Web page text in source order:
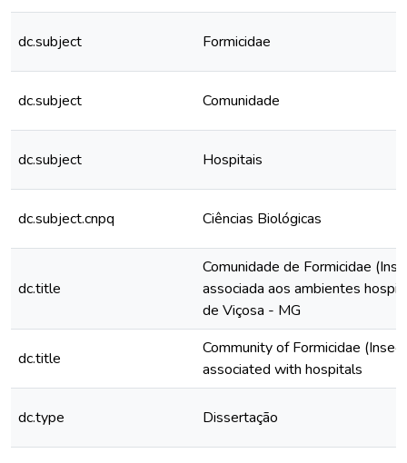
dc.subject Formicidae
dc.subject Comunidade
dc.subject Hospitais
dc.subject.cnpq Ciências Biológicas
dc.title
Comunidade de Formicidae
associada aos ambientes
de Viçosa - MG
dc.title
Community of Formicidae
associated with hospitals
dc.type Dissertação